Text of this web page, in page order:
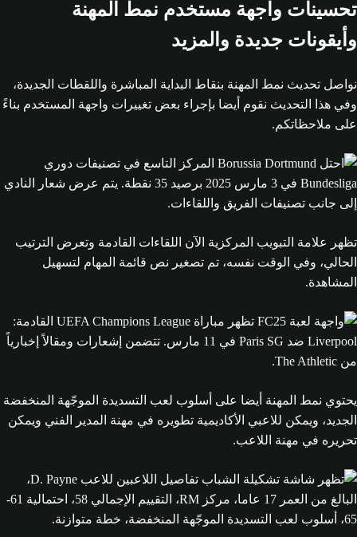
تحسينات واجهة مستخدم نمط المهنة
وأيقونات جديدة والمزيد
نواصل تحديث نمط المهنة بنقاط البداية المباشرة واللقطات الجديدة،
وفي هذا التحديث نقوم أيضا بإجراء بعض تغييرات واجهة المستخدم بناءً
على ملاحظاتكم.
تظهر علامة التبويب المركزية الآن اللقاءات القادمة وتعرض الترتيب
الحالي، وفي الوقت نفسه، تم تصغير نص قائمة المهام لتسهيل
المشاهدة.
يحتوي نمط المهنة أيضا على أسلوب لعب التسديدة الموجّهة المنخفضة
الجديد، ويمكن للاعبي الأكاديمية تطويره في مهنة المدير الفني ويمكن
تحريره في مهنة اللاعب.